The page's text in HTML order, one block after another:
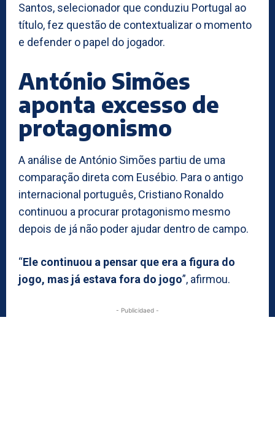
Santos, selecionador que conduziu Portugal ao
título, fez questão de contextualizar o momento
e defender o papel do jogador.
António Simões
aponta excesso de
protagonismo
A análise de António Simões partiu de uma
comparação direta com Eusébio. Para o antigo
internacional português, Cristiano Ronaldo
continuou a procurar protagonismo mesmo
depois de já não poder ajudar dentro de campo.
“Ele continuou a pensar que era a figura do
jogo, mas já estava fora do jogo”, afirmou.
- Publicidaed -